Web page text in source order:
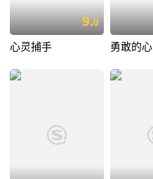
9.0
心灵捕手 勇敢的心